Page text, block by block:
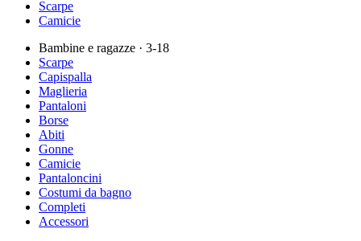
Scarpe
Camicie
Bambine e ragazze · 3-18
Scarpe
Capispalla
Maglieria
Pantaloni
Borse
Abiti
Gonne
Camicie
Pantaloncini
Costumi da bagno
Completi
Accessori